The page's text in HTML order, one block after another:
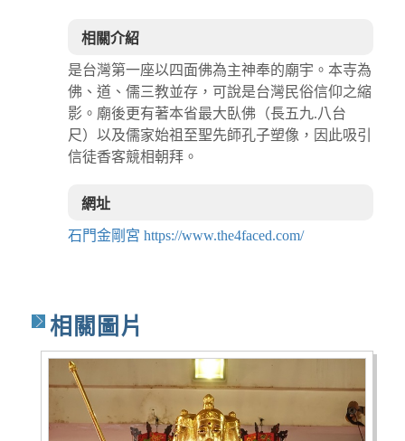
相關介紹
是台灣第一座以四面佛為主神奉的廟宇。本寺為
佛、道、儒三教並存，可說是台灣民俗信仰之縮
影。廟後更有著本省最大臥佛（長五九.八台
尺）以及儒家始祖至聖先師孔子塑像，因此吸引
信徒香客競相朝拜。
網址
石門金剛宮 https://www.the4faced.com/
相關圖片